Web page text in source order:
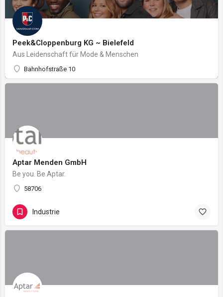
Peek&Cloppenburg KG ~ Bielefeld
Aus Leidenschaft für Mode & Menschen
Bahnhofstraße 10
Aptar Menden GmbH
Be you. Be Aptar.
58706
Industrie